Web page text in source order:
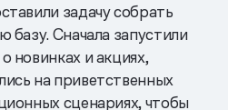
задачу собрать
базу. Сначала запустили
новинках и акциях,
на приветственных
сценариях, чтобы